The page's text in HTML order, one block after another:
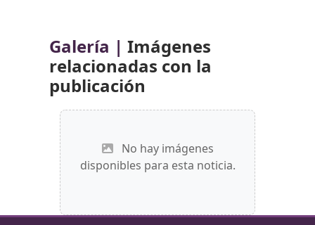
Galería | Imágenes
relacionadas con la
publicación
No hay imágenes
disponibles para esta noticia.